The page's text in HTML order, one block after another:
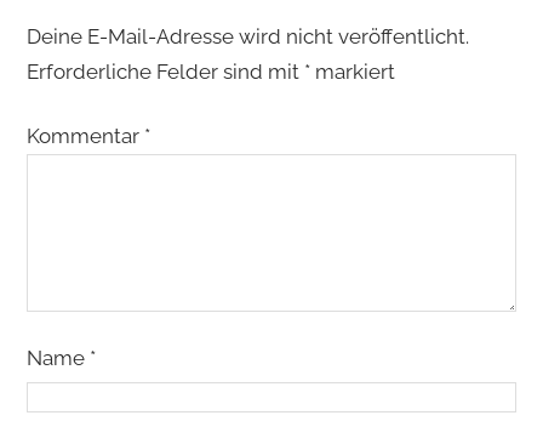
Deine E-Mail-Adresse wird nicht veröffentlicht.
Erforderliche Felder sind mit *markiert
Kommentar *
Name *